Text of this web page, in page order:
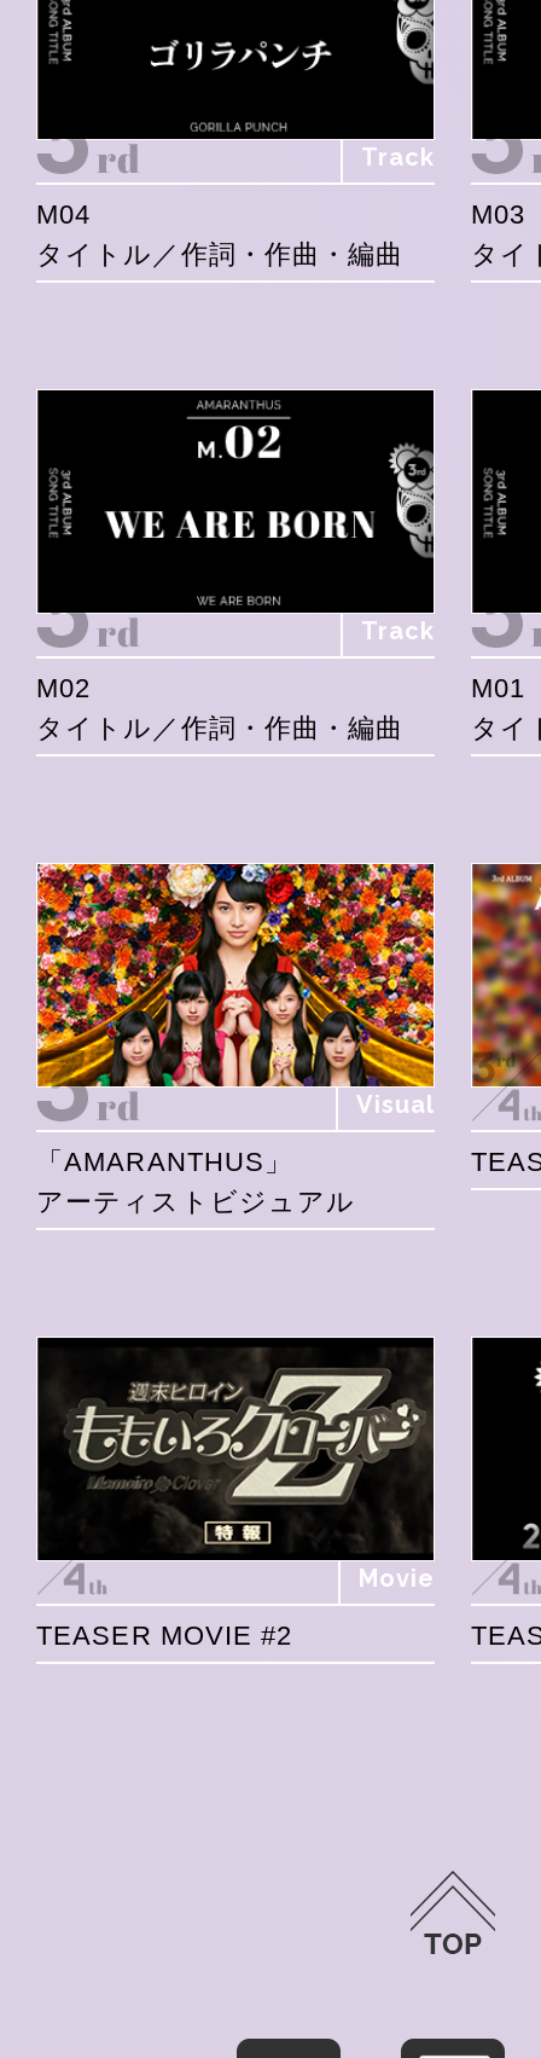
Track
M04
タイトル／作詞・作曲・編曲
M03
タイ
Track
M02
タイトル／作詞・作曲・編曲
M01
タイ
Visual
「AMARANTHUS」
アーティストビジュアル
Movie
TEASER MOVIE #2